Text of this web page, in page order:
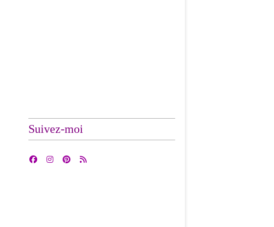
Suivez-moi